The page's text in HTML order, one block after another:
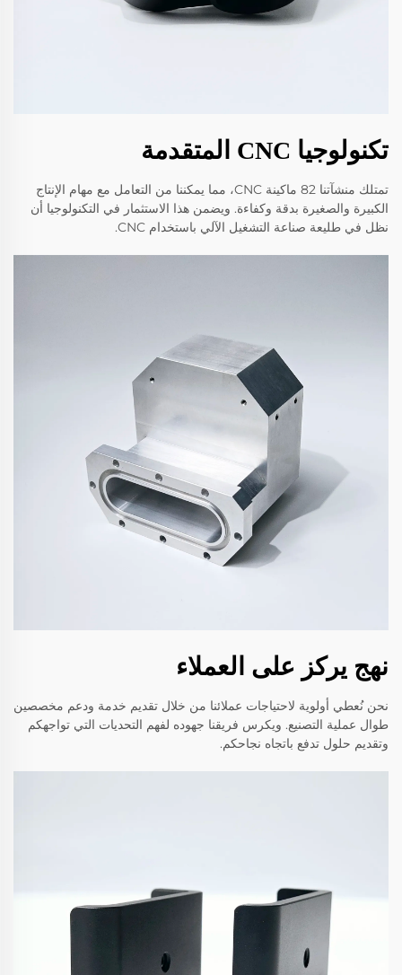
تكنولوجيا CNC المتقدمة
تمتلك منشآتنا 82 ماكينة CNC، مما يمكننا من التعامل مع مهام الإنتاج
الكبيرة والصغيرة بدقة وكفاءة. ويضمن هذا الاستثمار في التكنولوجيا أن
نظل في طليعة صناعة التشغيل الآلي باستخدام CNC.
نهج يركز على العملاء
نحن نُعطي أولوية لاحتياجات عملائنا من خلال تقديم خدمة ودعم مخصصين
طوال عملية التصنيع. ويكرس فريقنا جهوده لفهم التحديات التي تواجهكم
وتقديم حلول تدفع باتجاه نجاحكم.